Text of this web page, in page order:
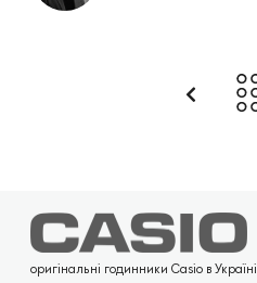
оригінальні годинники Casio в Україні